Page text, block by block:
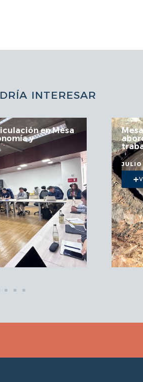
INTERESAR
Empleo Región
oportunidades de